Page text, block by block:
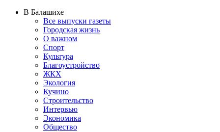
В Балашихе
Все выпуски газеты
Городская жизнь
О важном
Спорт
Культура
Благоустройство
ЖКХ
Экология
Кучино
Строительство
Интервью
Экономика
Общество